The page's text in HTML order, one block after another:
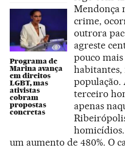
Programa de
Marina avança
em direitos
LGBT, mas
ativistas
cobram
propostas
concretas
Mendonça
crime,
outrora
agreste
pouco mais
habitantes,
população.
terceiro
apenas
homicídios.
um aumento de 480%. O